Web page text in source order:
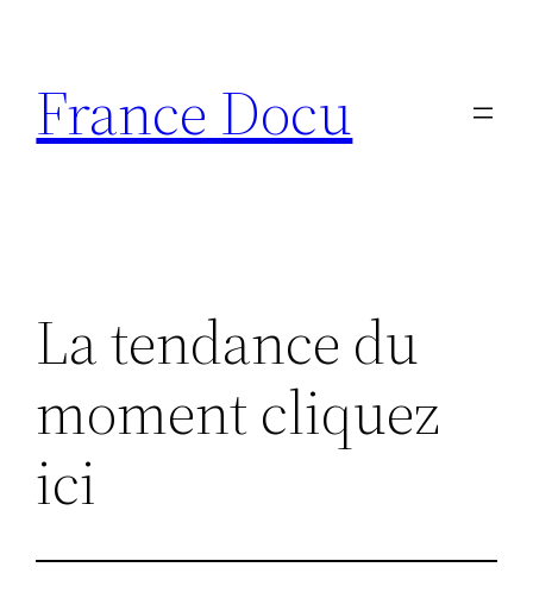
contenu
France Docu
La tendance du
moment cliquez
ici